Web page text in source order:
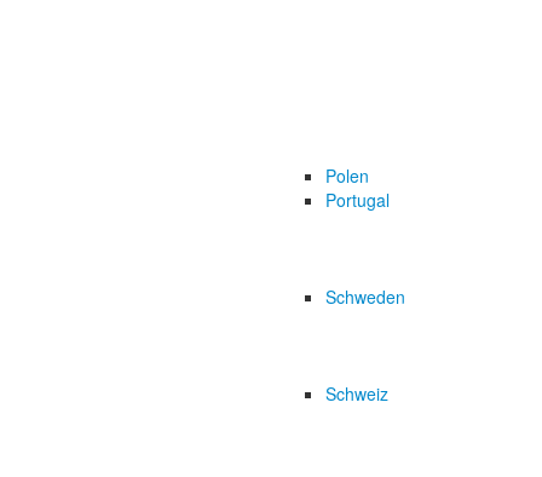
Polen
Portugal
Schweden
Schweiz